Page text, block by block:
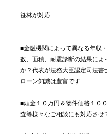
笹林が対応
■金融機関によって異なる年収
数、面積、耐震診断の結果によ
か？代表が法務大臣認定司法書
ローン知識は豊富です
■頭金１０万円＆物件価格１０
査等様々なご相談にも対応させ